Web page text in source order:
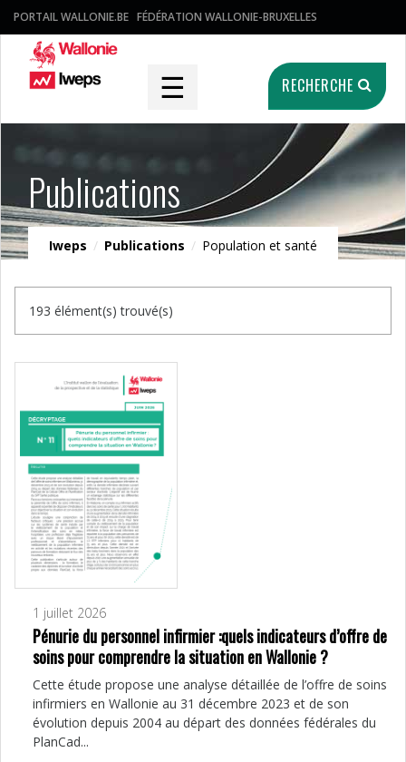
PORTAIL WALLONIE.BE FÉDÉRATION WALLONIE-BRUXELLES
☰ RECHERCHE
Publications
Iweps / Publications / Population et santé
193 élément(s) trouvé(s)
1 juillet 2026
Pénurie du personnel infirmier :quels indicateurs d’offre de
soins pour comprendre la situation en Wallonie ?
Cette étude propose une analyse détaillée de l’offre de soins
infirmiers en Wallonie au 31 décembre 2023 et de son
évolution depuis 2004 au départ des données fédérales du
PlanCad...